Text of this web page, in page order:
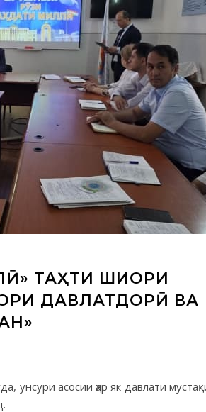
ТАҲТИ ШИОРИ
ДАВЛАТДОРӢ ВА
унсури асосии ҳар як давлати